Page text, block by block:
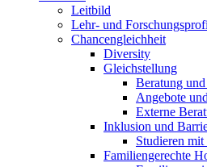
Leitbild
Lehr- und
Chancengleichheit
Diversity
Gleichstellung
Beratung
Angebote
Externe
Inklusion und
Studieren
Familiengerechte